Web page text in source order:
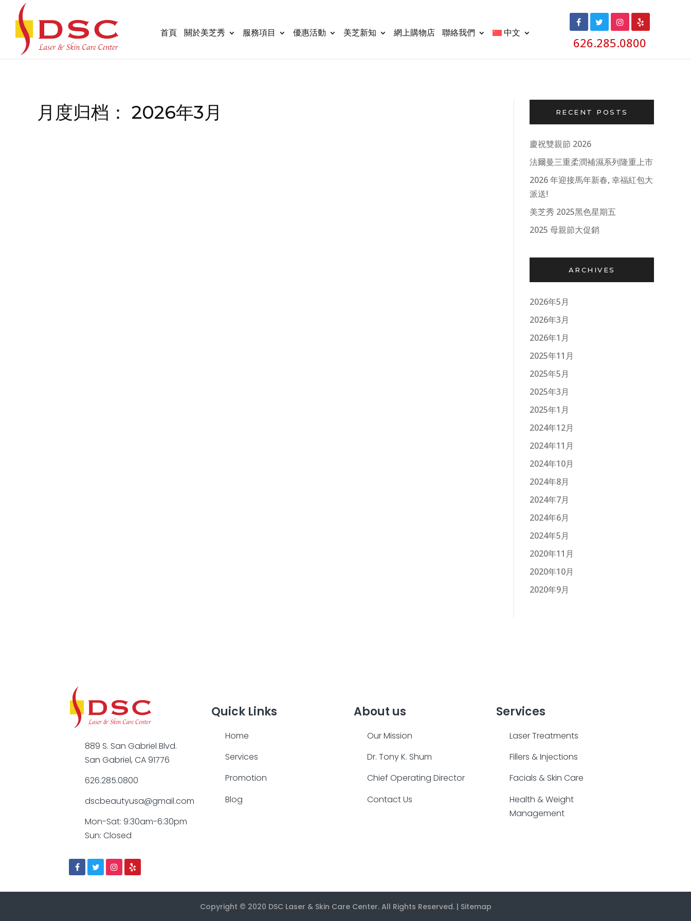
首頁 關於美芝秀 服務項目 優惠活動 美芝新知 網上購物店 聯絡我們 中文
626.285.0800
月度归档： 2026年3月 RECENT POSTS
慶祝雙親節 2026
法爾曼三重柔潤補濕系列隆重上市
2026 年迎接馬年新春, 幸福紅包大
派送!
美芝秀 2025黑色星期五
2025 母親節大促銷
ARCHIVES
2026年5月
2026年3月
2026年1月
2025年11月
2025年5月
2025年3月
2025年1月
2024年12月
2024年11月
2024年10月
2024年8月
2024年7月
2024年6月
2024年5月
2020年11月
2020年10月
2020年9月
889 S. San Gabriel Blvd.
San Gabriel, CA 91776
626.285.0800
dscbeautyusa@gmail.com
Mon-Sat: 9:30am-6:30pm
Sun: Closed
Quick Links
Home
Services
Promotion
Blog
About us
Our Mission
Dr. Tony K. Shum
Chief Operating Director
Contact Us
Services
Laser Treatments
Fillers & Injections
Facials & Skin Care
Health & Weight
Management
Copyright © 2020 DSC Laser & Skin Care Center. All Rights Reserved. | Sitemap